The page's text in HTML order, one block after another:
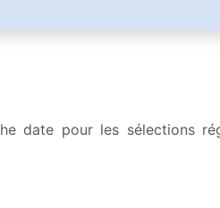
date pour les sélections